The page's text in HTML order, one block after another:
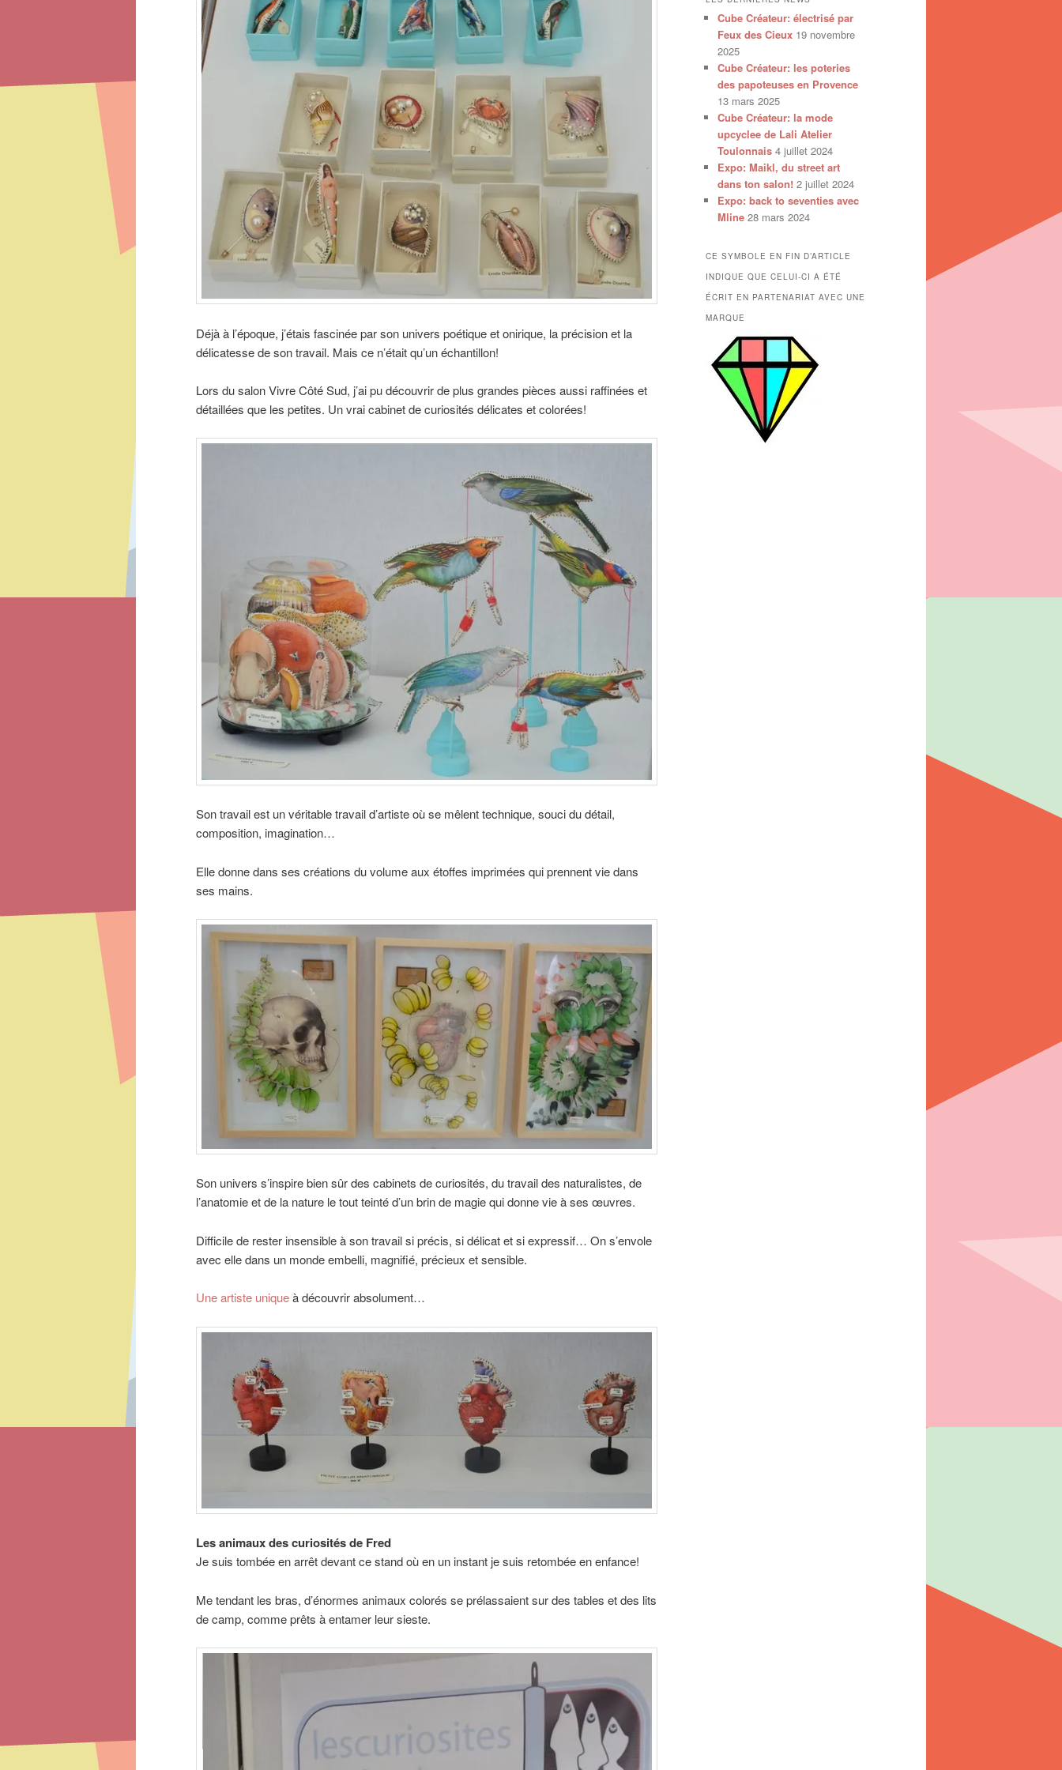
Déjà à l’époque, j’étais fascinée par son univers poétique et onirique, la précision et la
délicatesse de son travail. Mais ce n’était qu’un échantillon!
Lors du salon Vivre Côté Sud, j’ai pu découvrir de plus grandes pièces aussi raffinées et
détaillées que les petites. Un vrai cabinet de curiosités délicates et colorées!
Son travail est un véritable travail d’artiste où se mêlent technique, souci du détail,
composition, imagination…
Elle donne dans ses créations du volume aux étoffes imprimées qui prennent vie dans
ses mains.
Son univers s’inspire bien sûr des cabinets de curiosités, du travail des naturalistes, de
l’anatomie et de la nature le tout teinté d’un brin de magie qui donne vie à ses œuvres.
Difficile de rester insensible à son travail si précis, si délicat et si expressif… On s’envole
avec elle dans un monde embelli, magnifié, précieux et sensible.
Une artiste uniqueà découvrir absolument…
Les animaux des curiosités de Fred
Je suis tombée en arrêt devant ce stand où en un instant je suis retombée en enfance!
Me tendant les bras, d’énormes animaux colorés se prélassaient sur des tables et des lits
de camp, comme prêts à entamer leur sieste.
Cube Créateur: électrisé par
Feux des Cieux 19 novembre
2025
Cube Créateur: les poteries
des papoteuses en Provence
13 mars 2025
Cube Créateur: la mode
upcyclee de Lali Atelier
Toulonnais 4 juillet 2024
Expo: Maikl, du street art
dans ton salon! 2 juillet 2024
Expo: back to seventies avec
Mline 28 mars 2024
CE SYMBOLE EN FIN D’ARTICLE
INDIQUE QUE CELUI-CI A ÉTÉ
ÉCRIT EN PARTENARIAT AVEC UNE
MARQUE